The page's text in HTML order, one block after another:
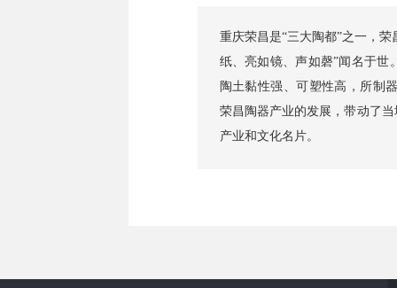
重庆荣昌是“三大陶都”之一，
纸、亮如镜、声如磬”闻名于世
陶土黏性强、可塑性高，所制
荣昌陶器产业的发展，带动了
产业和文化名片。